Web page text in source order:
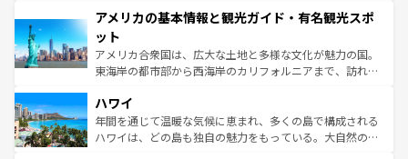
ンツ一覧を参照してほしい。
の建物がそのまま残る町や、スイスならではのユニークな
博物館もあり、アルプス観光だけでなく町歩きも満喫する
ことができる。国民の所得が高いため物価も高いが、旅行
者向けの交通パス提供のサービスもあり、うまく活用すれ
着のスイス情報は
アメリカの基本情報と観光ガイド・有名観光スポ
ット
アメリカ合衆国は、広大な土地と多様な文化が魅力の国。
東海岸の都市部から西海岸のカリフォルニアまで、訪れる
のような巨大都市は、観光、ショッピング、エンターテイ
ンメントが詰まった刺激的なスポットだ。一方、アメリカ
西部には大自然が広がり、グランドキャニオンやイエロー
ハワイ
年間を通じて温暖な気候に恵まれ、多くの島で構成される
ハワイは、どの島も独自の魅力をもっている。大自然の神